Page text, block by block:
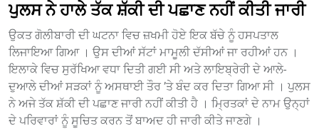
ਪੁਲਸ ਨੇ ਹਾਲੇ ਤੱਕ ਸ਼ੱਕੀ ਦੀ ਪਛਾਣ ਨਹੀਂ ਕੀਤੀ ਜਾਰੀ
ਉਕਤ ਗੋਲੀਬਾਰੀ ਦੀ ਘਟਨਾ ਵਿਚ ਜ਼ਖਮੀ ਹੋਏ ਇਕ ਬੱਚੇ ਨੂੰ ਹਸਪਤਾਲ
ਲਿਜਾਇਆ ਗਿਆ । ਉਸ ਦੀਆਂ ਸੱਟਾਂ ਮਾਮੂਲੀ ਦੱਸੀਆਂ ਜਾ ਰਹੀਆਂ ਹਨ ।
ਇਲਾਕੇ ਵਿਚ ਸੁਰੱਖਿਆ ਵਧਾ ਦਿਤੀ ਗਈ ਸੀ ਅਤੇ ਲਾਇਬ੍ਰੇਰੀ ਦੇ ਆਲੇ-
ਦੁਆਲੇ ਦੀਆਂ ਸੜਕਾਂ ਨੂੰ ਅਸਥਾਈ ਤੌਰ ’ਤੇ ਬੰਦ ਕਰ ਦਿਤਾ ਗਿਆ ਸੀ । ਪੁਲਸ
ਨੇ ਅਜੇ ਤੱਕ ਸ਼ੱਕੀ ਦੀ ਪਛਾਣ ਜਾਰੀ ਨਹੀਂ ਕੀਤੀ ਹੈ । ਮ੍ਰਿਤਕਾਂ ਦੇ ਨਾਮ ਉਨ੍ਹਾਂ
ਦੇ ਪਰਿਵਾਰਾਂ ਨੂੰ ਸੂਚਿਤ ਕਰਨ ਤੋਂ ਬਾਅਦ ਹੀ ਜਾਰੀ ਕੀਤੇ ਜਾਣਗੇ ।